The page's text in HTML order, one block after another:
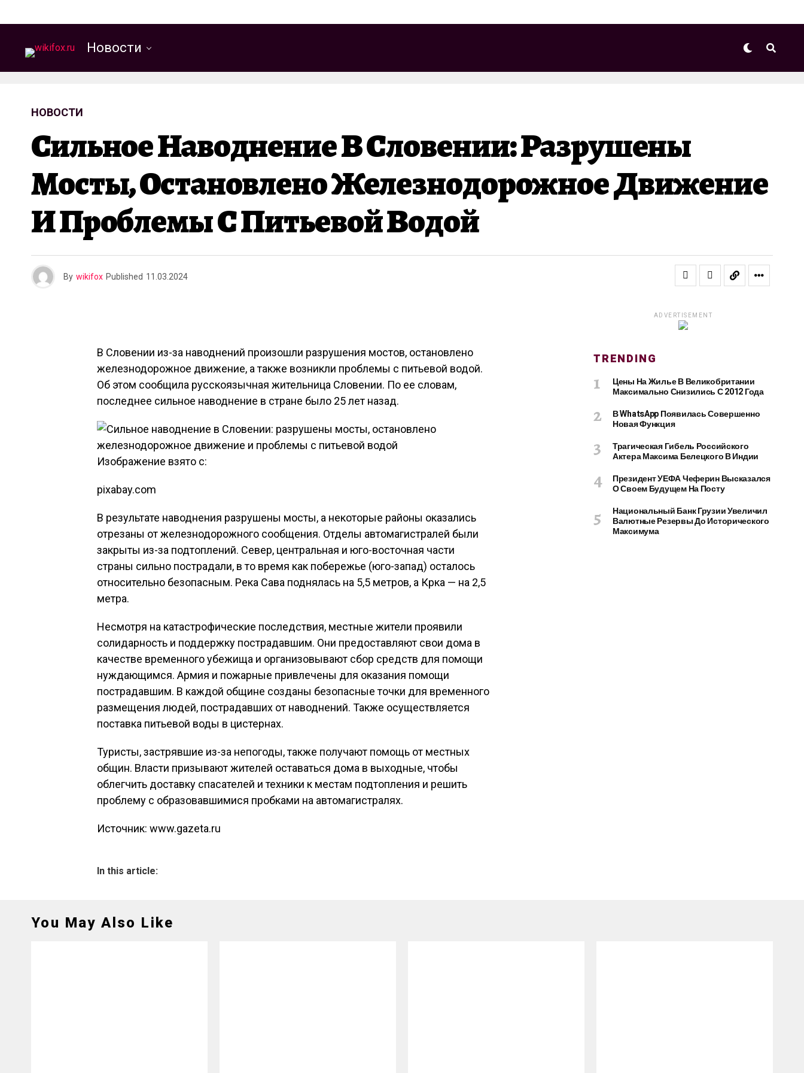
Новости
НОВОСТИ
Сильное Наводнение В Словении: Разрушены
Мосты, Остановлено Железнодорожное Движение
И Проблемы С Питьевой Водой
By wikifox Published 11.03.2024
В Словении из-за наводнений произошли разрушения мостов, остановлено
железнодорожное движение, а также возникли проблемы с питьевой водой.
Об этом сообщила русскоязычная жительница Словении. По ее словам,
последнее сильное наводнение в стране было 25 лет назад.
Изображение взято с:
pixabay.com
В результате наводнения разрушены мосты, а некоторые районы оказались
отрезаны от железнодорожного сообщения. Отделы автомагистралей были
закрыты из-за подтоплений. Север, центральная и юго-восточная части
страны сильно пострадали, в то время как побережье (юго-запад) осталось
относительно безопасным. Река Сава поднялась на 5,5 метров, а Крка — на 2,5
метра.
Несмотря на катастрофические последствия, местные жители проявили
солидарность и поддержку пострадавшим. Они предоставляют свои дома в
качестве временного убежища и организовывают сбор средств для помощи
нуждающимся. Армия и пожарные привлечены для оказания помощи
пострадавшим. В каждой общине созданы безопасные точки для временного
размещения людей, пострадавших от наводнений. Также осуществляется
поставка питьевой воды в цистернах.
Туристы, застрявшие из-за непогоды, также получают помощь от местных
общин. Власти призывают жителей оставаться дома в выходные, чтобы
облегчить доставку спасателей и техники к местам подтопления и решить
проблему с образовавшимися пробками на автомагистралях.
Источник: www.gazeta.ru
In this article:
ADVERTISEMENT
TRENDING
Цены На Жилье В Великобритании
Максимально Снизились С 2012 Года
В WhatsApp Появилась Совершенно
Новая Функция
Трагическая Гибель Российского
Актера Максима Белецкого В Индии
Президент УЕФА Чеферин Высказался
О Своем Будущем На Посту
Национальный Банк Грузии Увеличил
Валютные Резервы До Исторического
Максимума
You May Also Like